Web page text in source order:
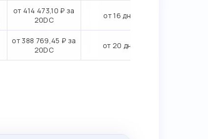
от 414 473,10 ₽ за
20DC
от 16 дн.
от 388 769,45 ₽ за
20DC
от 20 дн.